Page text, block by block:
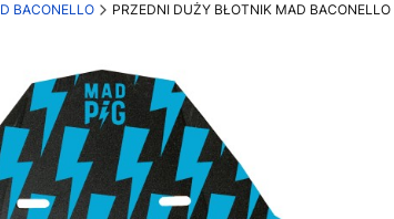
BACONELLO PRZEDNI DUŻY BŁOTNIK MAD BACONELLO